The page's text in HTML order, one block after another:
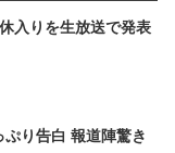
入りを生放送で発表
り告白 報道陣驚き